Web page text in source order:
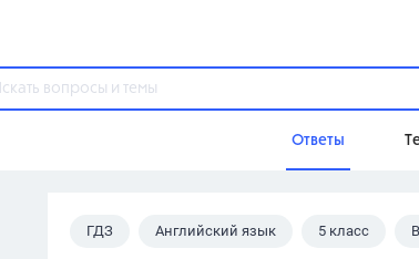
Ответы
Популярные темы
ГДЗ Английский язык 5 класс